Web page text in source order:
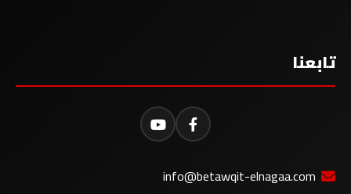
تابعنا
info@betawqit-elnagaa.com